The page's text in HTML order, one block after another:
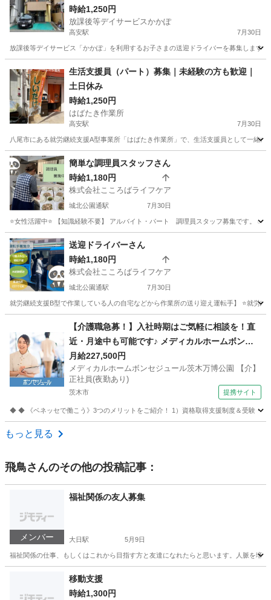
時給1,250円
放課後等デイサービスかかぽ
高安駅 7月30日
放課後等デイサービス「かかぽ」を利用するお子さまの送迎ドライバーを募集します
高安駅 その他 業務
生活支援員（パート）募集｜未経験の方も歓迎｜
土日休み
時給1,250円
はばたき作業所
高安駅 7月30日
八尾市にある就労継続支援A型事業所「はばたき作業所」で、生活支援員として一緒
大阪 八尾市 高安駅 福祉
簡単な調理員スタッフさん
時給1,180円
株式会社こころばライフケア
城北公園通駅 7月30日
⭐女性活躍中⭐ 【知識経験不要】 アルバイト・パート 調理員スタッフ募集です。 ✅
大阪 大阪市 城北公園通駅 その他
送迎ドライバーさん
時給1,180円
株式会社こころばライフケア
城北公園通駅 7月30日
就労継続支援B型で作業している人の自宅などから作業所の送り迎え運転手】 ⭐就労
城北公園通駅 その他 B型
【介護職急募！】入社時期はご気軽に相談を！直
近・月途中も可能です♪ メディカルホームボンセ
ジュール茨木万博公園 【介】正社員(夜勤あり) 老
人介護施設スタッフ
月給227,500円
メディカルホームボンセジュール茨木万博公園 【介】
正社員(夜勤あり)
茨木市 提携サイト
◆ ◆ 《ベネッセで働こう》3つのメリットをご紹介！ 1）資格取得支援制度＆受験・
大阪 茨木市
もっと見る
飛鳥さんのその他の投稿記事：
メンバー
福祉関係の友人募集
大日駅 5月9日
福祉関係の仕事、もしくはこれから目指す方と友達になれたらと思います。人脈を増
大日駅
移動支援
時給1,300円